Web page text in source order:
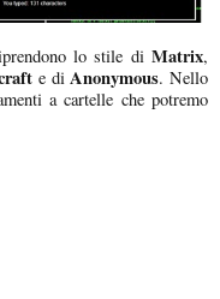
lo stile diMatrix,
e diAnonymous. Nello
a cartelle che potremo